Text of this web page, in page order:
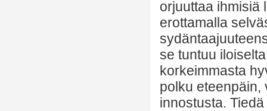
orjuuttaa ihmisiä
erottamalla
se tuntuu
korkeimmasta
polku eteenpäin,
innostusta.